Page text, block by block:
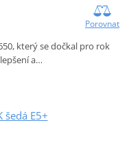
Porovnat
který se dočkal pro rok
a…
šedá E5+